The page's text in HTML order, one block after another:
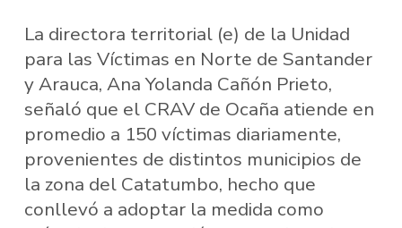
La directora territorial (e) de la Unidad
para las Víctimas en Norte de Santander
y Arauca, Ana Yolanda Cañón Prieto,
señaló que el CRAV de Ocaña atiende en
promedio a 150 víctimas diariamente,
provenientes de distintos municipios de
la zona del Catatumbo, hecho que
conllevó a adoptar la medida como